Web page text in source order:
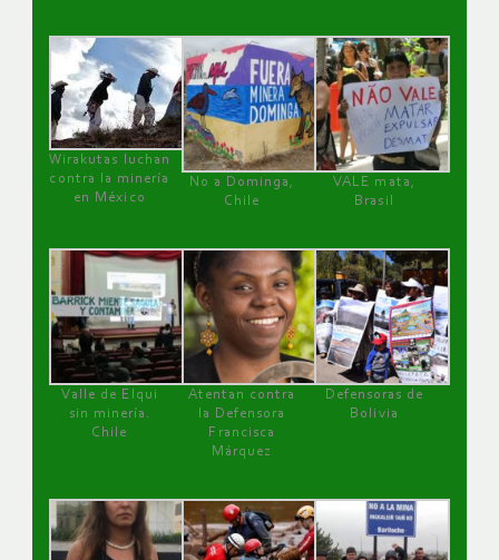
Wirakutas luchan
contra la minería
en México
No a Dominga,
Chile
VALE mata,
Brasil
Valle de Elqui
sin minería.
Chile
Atentan contra
la Defensora
Francisca
Márquez
Defensoras de
Bolivia